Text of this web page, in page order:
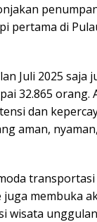
pertama di
Juli 2025 saja
32.865 orang.
dan
aman,
transportasi
membuka
wisata